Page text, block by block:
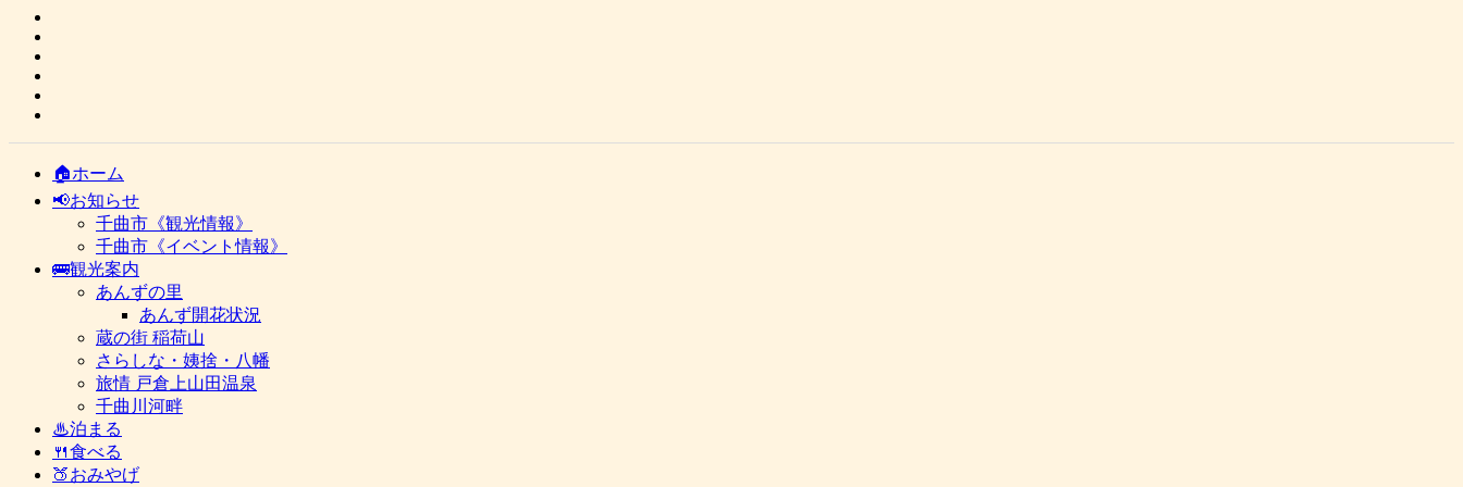
🏠ホーム
📢お知らせ
千曲市《観光情報》
千曲市《イベント情報》
🚌観光案内
あんずの里
あんず開花状況
蔵の街 稲荷山
さらしな・姨捨・八幡
旅情 戸倉上山田温泉
千曲川河畔
♨泊まる
🍴食べる
🍑おみやげ